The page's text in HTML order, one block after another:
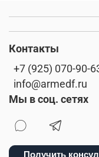
Контакты
+7 (925) 070-90-
info@armedf.ru
Мы в соц. сетях
Получить